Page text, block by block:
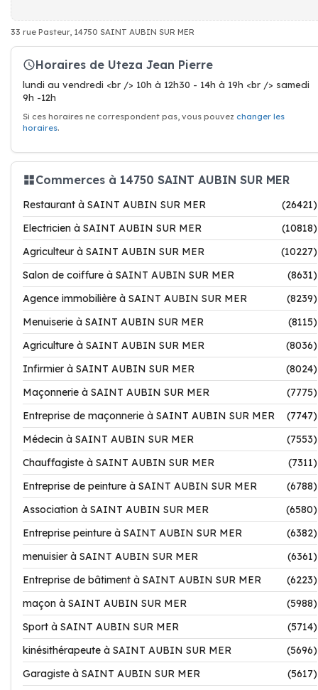
33 rue Pasteur, 14750 SAINT AUBIN SUR MER
Horaires de Uteza Jean Pierre
lundi au vendredi <br /> 10h à 12h30 - 14h à 19h <br /> samedi
9h -12h
Si ces horaires ne correspondent pas, vous pouvez changer les
horaires.
Commerces à 14750 SAINT AUBIN SUR MER
Restaurant à SAINT AUBIN SUR MER
(26421)
Electricien à SAINT AUBIN SUR MER
(10818)
Agriculteur à SAINT AUBIN SUR MER
(10227)
Salon de coiffure à SAINT AUBIN SUR MER
(8631)
Agence immobilière à SAINT AUBIN SUR MER
(8239)
Menuiserie à SAINT AUBIN SUR MER
(8115)
Agriculture à SAINT AUBIN SUR MER
(8036)
Infirmier à SAINT AUBIN SUR MER
(8024)
Maçonnerie à SAINT AUBIN SUR MER
(7775)
Entreprise de maçonnerie à SAINT AUBIN SUR MER
(7747)
Médecin à SAINT AUBIN SUR MER
(7553)
Chauffagiste à SAINT AUBIN SUR MER
(7311)
Entreprise de peinture à SAINT AUBIN SUR MER
(6788)
Association à SAINT AUBIN SUR MER
(6580)
Entreprise peinture à SAINT AUBIN SUR MER
(6382)
menuisier à SAINT AUBIN SUR MER
(6361)
Entreprise de bâtiment à SAINT AUBIN SUR MER
(6223)
maçon à SAINT AUBIN SUR MER
(5988)
Sport à SAINT AUBIN SUR MER
(5714)
kinésithérapeute à SAINT AUBIN SUR MER
(5696)
Garagiste à SAINT AUBIN SUR MER
(5617)